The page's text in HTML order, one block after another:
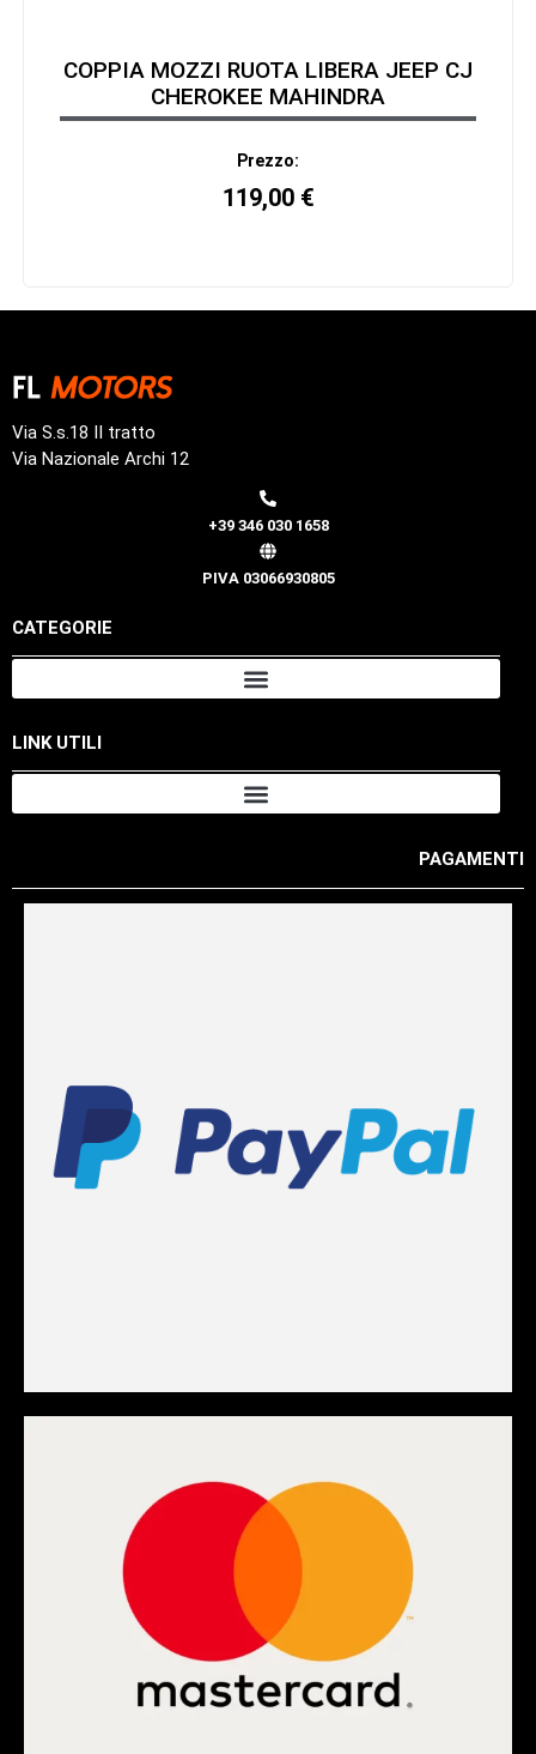
COPPIA MOZZI RUOTA LIBERA JEEP CJ
CHEROKEE MAHINDRA
Prezzo:
119,00 €
Via S.s.18 II tratto
Via Nazionale Archi 12
+39 346 030 1658
PIVA 03066930805
CATEGORIE
LINK UTILI
PAGAMENTI